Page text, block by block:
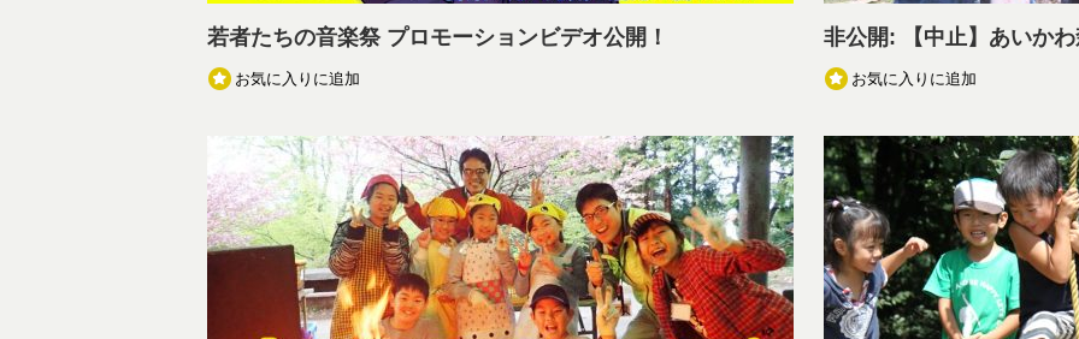
若者たちの音楽祭 プロモーションビデオ公開！
お気に入りに追加
非公開: 【中止】あいか
お気に入りに追加